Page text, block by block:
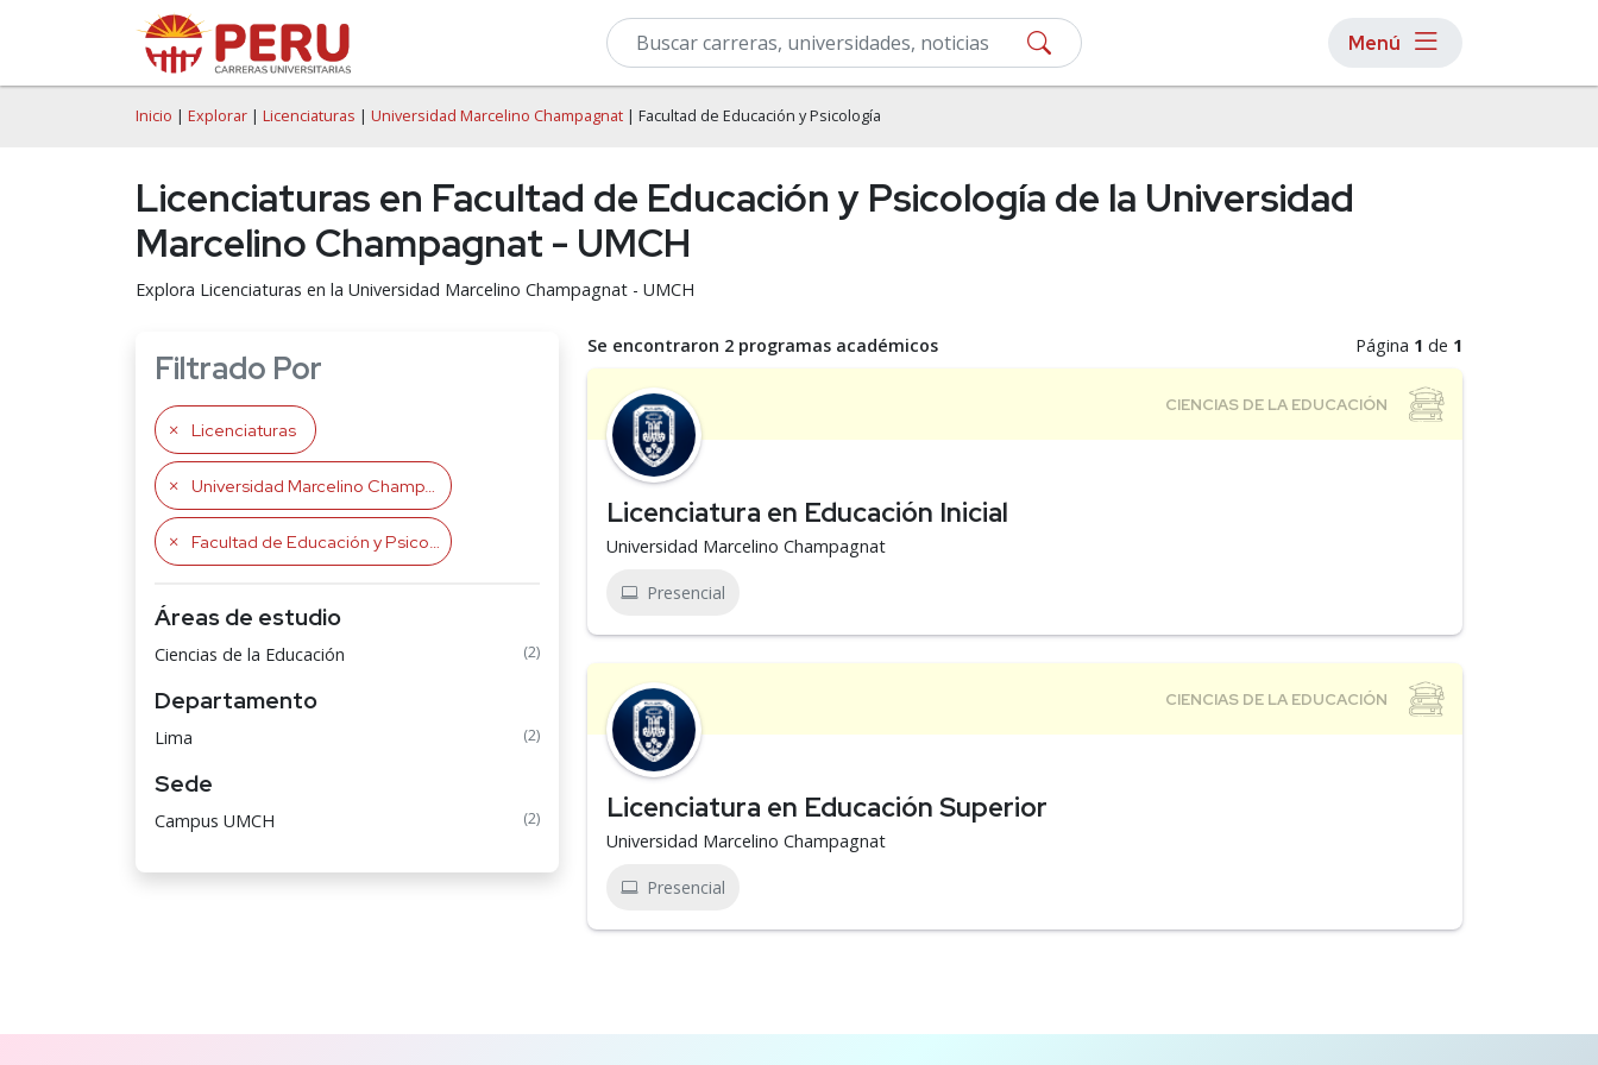
Menú
Inicio | Explorar | Licenciaturas | Universidad Marcelino Champagnat | Facultad de Educación y Psicología
Licenciaturas en Facultad de Educación y Psicología de la Universidad
Marcelino Champagnat - UMCH
Explora Licenciaturas en la Universidad Marcelino Champagnat - UMCH
Filtrado Por
Licenciaturas
Universidad Marcelino Champagnat
Facultad de Educación y Psicología
Áreas de estudio
Ciencias de la Educación (2)
Departamento
Lima (2)
Sede
Campus UMCH (2)
Se encontraron 2 programas académicos Página 1 de 1
Licenciatura en Educación Inicial
Universidad Marcelino Champagnat
Presencial
Licenciatura en Educación Superior
Universidad Marcelino Champagnat
Presencial